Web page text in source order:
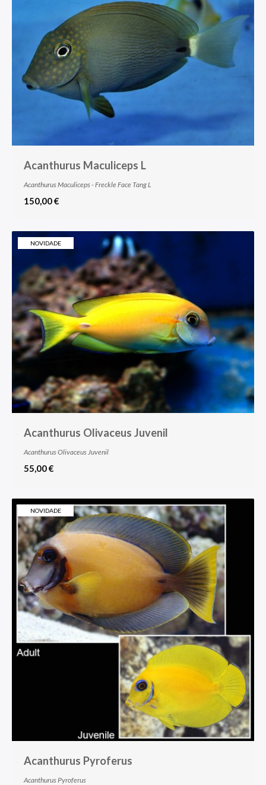
Acanthurus Maculiceps L
Acanthurus Maculiceps - Freckle Face Tang L
150,00 €
NOVIDADE
Acanthurus Olivaceus Juvenil
Acanthurus Olivaceus Juvenil
55,00 €
NOVIDADE
Acanthurus Pyroferus
Acanthurus Pyroferus